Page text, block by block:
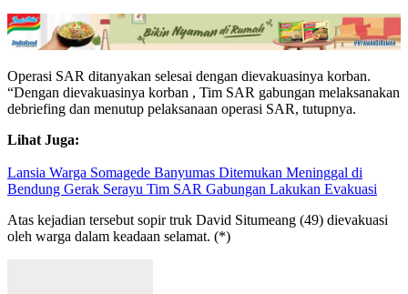
Operasi SAR ditanyakan selesai dengan dievakuasinya korban.
“Dengan dievakuasinya korban , Tim SAR gabungan melaksanakan
debriefing dan menutup pelaksanaan operasi SAR, tutupnya.
Lihat Juga:
Lansia Warga Somagede Banyumas Ditemukan Meninggal di
Bendung Gerak Serayu Tim SAR Gabungan Lakukan Evakuasi
Atas kejadian tersebut sopir truk David Situmeang (49) dievakuasi
oleh warga dalam keadaan selamat. (*)